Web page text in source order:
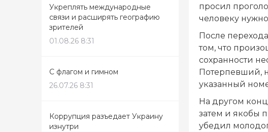
Укреплять международные
связи и расширять географию
зрителей
01.08.26 8:31
С флагом и гимном
26.07.26 8:31
Коррупция разъедает Украину
изнутри
просил
человеку нужно
После
том, что
сохранности
Потерпевший,
указанный
На другом
затем и якобы
убедил